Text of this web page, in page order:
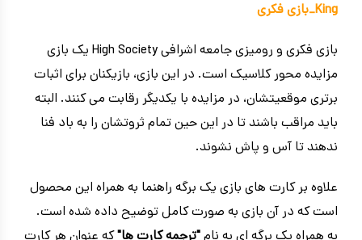
King_بازی فکری
بازی فکری و رومیزی جامعه اشرافی High Society یک بازی
مزایده محور کلاسیک است. در این بازی، بازیکنان برای اثبات
برتری موقعیتشان، در مزایده با یکدیگر رقابت می کنند. البته
باید مراقب باشند تا در این حین تمام ثروتشان را به باد فنا
ندهند تا آس و پاش نشوند.
علاوه بر کارت های بازی یک برگه راهنما به همراه این محصول
است که در آن بازی به صورت کامل توضیح داده شده است.